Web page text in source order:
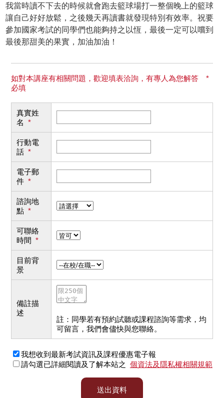
我當時讀不下去的時候就會跑去籃球場打一整個晚上的籃球
讓自己好好放鬆，之後幾天再讀書就發現特別有效率。祝要
參加國家考試的同學們也能夠持之以恆，最後一定可以嚐到
最後那甜美的果實，加油加油！
如對本講座有相關問題，歡迎填表洽詢，有專人為您解答 *
必填
真實姓
名 *
行動電
話 *
電子郵
件 *
諮詢地
點 *
可聯絡
時間 *
目前背
景
備註描
述
註：同學若有預約試聽或課程諮詢等需求，均
可留言，我們會儘快與您聯絡。
我想收到最新考試資訊及課程優惠電子報
請勾選已詳細閱讀及了解本站之 個資法及隱私權相關規範
送出資料